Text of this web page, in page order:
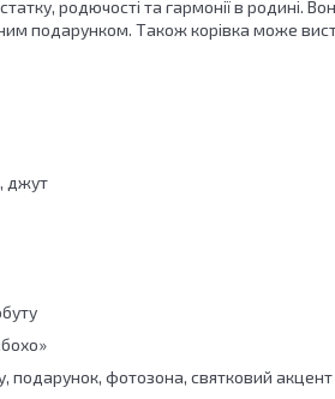
родючості та гармонії в родині.
подарунком. Також корівка може
джут
подарунок, фотозона, святковий акцент